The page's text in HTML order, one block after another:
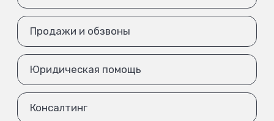
Продажи и обзвоны
Юридическая помощь
Консалтинг